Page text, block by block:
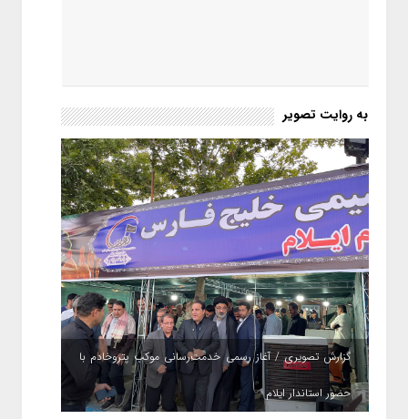
به روایت تصویر
گزارش تصویری / آغاز رسمی خدمت‌رسانی موکب پتروخادم با
حضور استاندار ایلام